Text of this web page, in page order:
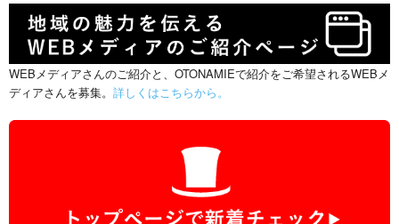
WEBメディアさんのご紹介と、OTONAMIEで紹介をご希望されるWEBメ
ディアさんを募集。 詳しくはこちらから。